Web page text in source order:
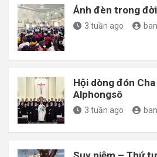
Ánh đèn trong
3 tuần ago
Hội dòng đón
Alphongsô
3 tuần ago